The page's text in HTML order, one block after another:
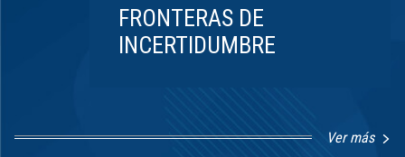
FRONTERAS DE
INCERTIDUMBRE
Ver más